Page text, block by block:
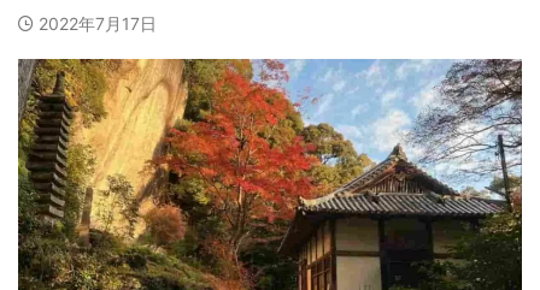
2022年7月17日